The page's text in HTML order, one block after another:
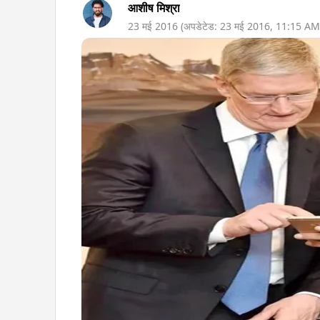
आशीष मिश्रा
23 मई 2016 (अपडेटेड: 23 मई 2016, 11:15 AM